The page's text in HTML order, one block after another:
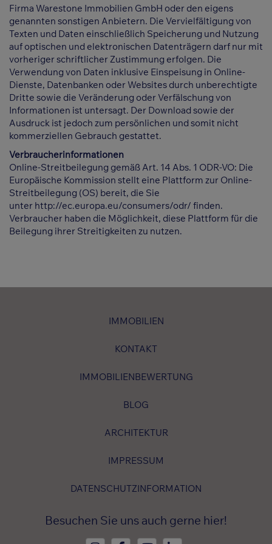
Firma Warestone Immobilien GmbH oder den eigens
genannten sonstigen Anbietern. Die Vervielfältigung von
Texten und Daten einschließlich Speicherung und Nutzung
auf optischen und elektronischen Datenträgern darf nur mit
vorheriger schriftlicher Zustimmung erfolgen. Die
Verwendung von Daten inklusive Einspeisung in Online-
Dienste, Datenbanken oder Websites durch unberechtigte
Dritte sowie die Veränderung oder Verfälschung von
Informationen ist untersagt. Der Download sowie der
Ausdruck ist jedoch zum persönlichen und somit nicht
kommerziellen Gebrauch gestattet.
Verbraucherinformationen
Online-Streitbeilegung gemäß Art. 14 Abs. 1 ODR-VO: Die
Europäische Kommission stellt eine Plattform zur Online-
Streitbeilegung (OS) bereit, die Sie
unter http://ec.europa.eu/consumers/odr/ finden.
Verbraucher haben die Möglichkeit, diese Plattform für die
Beilegung ihrer Streitigkeiten zu nutzen.
IMMOBILIEN
KONTAKT
IMMOBILIENBEWERTUNG
BLOG
ARCHITEKTUR
IMPRESSUM
DATENSCHUTZINFORMATION
Besuchen Sie uns auch gerne hier!